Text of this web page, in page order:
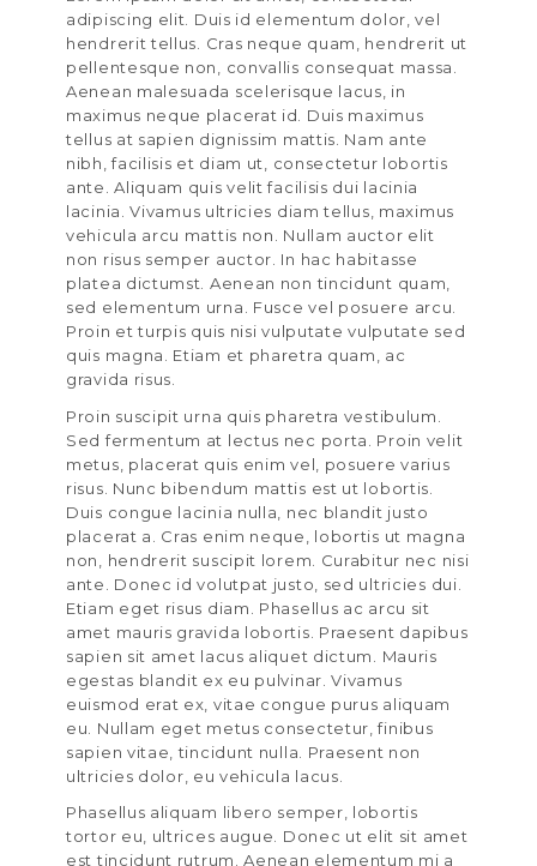
adipiscing elit. Duis id elementum dolor, vel
hendrerit tellus. Cras neque quam, hendrerit ut
pellentesque non, convallis consequat massa.
Aenean malesuada scelerisque lacus, in
maximus neque placerat id. Duis maximus
tellus at sapien dignissim mattis. Nam ante
nibh, facilisis et diam ut, consectetur lobortis
ante. Aliquam quis velit facilisis dui lacinia
lacinia. Vivamus ultricies diam tellus, maximus
vehicula arcu mattis non. Nullam auctor elit
non risus semper auctor. In hac habitasse
platea dictumst. Aenean non tincidunt quam,
sed elementum urna. Fusce vel posuere arcu.
Proin et turpis quis nisi vulputate vulputate sed
quis magna. Etiam et pharetra quam, ac
gravida risus.
Proin suscipit urna quis pharetra vestibulum.
Sed fermentum at lectus nec porta. Proin velit
metus, placerat quis enim vel, posuere varius
risus. Nunc bibendum mattis est ut lobortis.
Duis congue lacinia nulla, nec blandit justo
placerat a. Cras enim neque, lobortis ut magna
non, hendrerit suscipit lorem. Curabitur nec nisi
ante. Donec id volutpat justo, sed ultricies dui.
Etiam eget risus diam. Phasellus ac arcu sit
amet mauris gravida lobortis. Praesent dapibus
sapien sit amet lacus aliquet dictum. Mauris
egestas blandit ex eu pulvinar. Vivamus
euismod erat ex, vitae congue purus aliquam
eu. Nullam eget metus consectetur, finibus
sapien vitae, tincidunt nulla. Praesent non
ultricies dolor, eu vehicula lacus.
Phasellus aliquam libero semper, lobortis
tortor eu, ultrices augue. Donec ut elit sit amet
est tincidunt rutrum. Aenean elementum mi a